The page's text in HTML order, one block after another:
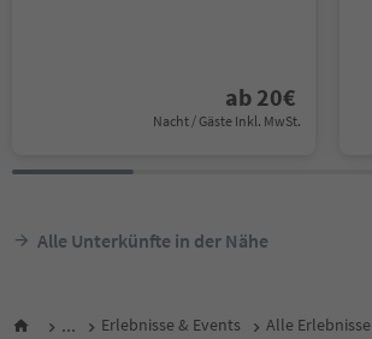
ab 20€
Nacht / Gäste Inkl. MwSt.
Alle Unterkünfte in der Nähe
... Erlebnisse & Events Alle Erlebnisse